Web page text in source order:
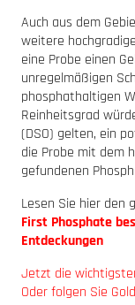
Auch aus dem
weitere
eine Probe einen
unregelmäßigen
phosphathaltigen
Reinheitsgrad
(DSO) gelten, ein
die Probe mit dem
gefundenen
Lesen Sie hier den
First Phosphate
Entdeckungen
Jetzt die
Oder folgen Sie